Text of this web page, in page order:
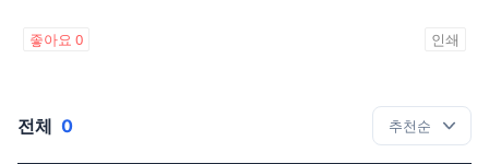
좋아요 0 인쇄
전체 0